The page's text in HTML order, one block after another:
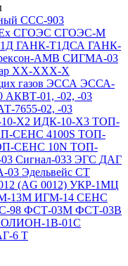
ССС-903
СГОЭС СГОЭС-М
ГАНК-Т1ДСА ГАНК-
АМВ СИГМА-03
ХХ-ХХХ-Х
газов ЭССА ЭССА-
АКВТ-01, -02, -03
7655-02, -03
Х2 ИДК-10-Х3 ТОП-
СЕНС 4100S ТОП-
СЕНС 10N ТОП-
Сигнал-033 ЭГС ДАГ
03 Эдельвейс СТ
(AG 0012) УКР-1МЦ
13М ИГМ-14 СЕНС
98 ФСТ-03М ФСТ-03В
1В-01С
6 Т